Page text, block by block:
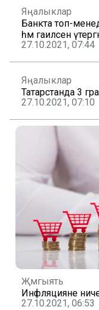
Яңалыклар
Банкта топ-
һәм гаиләсен
27.10.2021, 07:44
Яңалыклар
Татарстанда 3
27.10.2021, 07:10
Җәмгыять
Инфляцияне
27.10.2021, 06:53